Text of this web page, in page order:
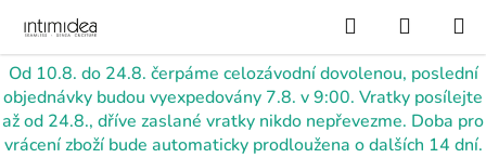
obsah
Od 10.8. do 24.8. čerpáme celozávodní dovolenou, poslední
objednávky budou vyexpedovány 7.8. v 9:00. Vratky posílejte
až od 24.8., dříve zaslané vratky nikdo nepřevezme. Doba pro
vrácení zboží bude automaticky prodloužena o dalších 14 dní.
Hledat
KOŠÍK